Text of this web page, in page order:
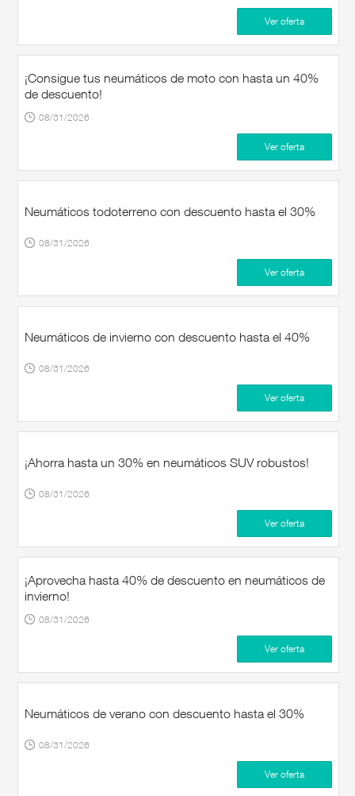
Ver oferta
¡Consigue tus neumáticos de moto con hasta un 40%
de descuento!
08/31/2026
Ver oferta
Neumáticos todoterreno con descuento hasta el 30%
08/31/2026
Ver oferta
Neumáticos de invierno con descuento hasta el 40%
08/31/2026
Ver oferta
¡Ahorra hasta un 30% en neumáticos SUV robustos!
08/31/2026
Ver oferta
¡Aprovecha hasta 40% de descuento en neumáticos de
invierno!
08/31/2026
Ver oferta
Neumáticos de verano con descuento hasta el 30%
08/31/2026
Ver oferta